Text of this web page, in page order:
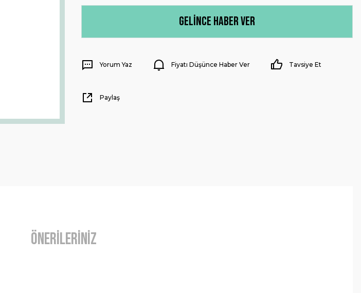
Gelince Haber Ver
Yorum Yaz Fiyatı Düşünce Haber Ver Tavsiye Et
Paylaş
Önerileriniz